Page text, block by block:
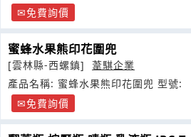
免費詢價
蜜蜂水果熊印花圍兜
[雲林縣-西螺鎮]
葦騏企業
產品名稱: 蜜蜂水果熊印花圍兜 型號:
免費詢價